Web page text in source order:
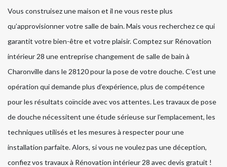
Vous construisez une maison et il ne vous reste plus
qu’approvisionner votre salle de bain. Mais vous recherchez ce qui
garantit votre bien-être et votre plaisir. Comptez sur Rénovation
intérieur 28 une entreprise changement de salle de bain à
Charonville dans le 28120 pour la pose de votre douche. C’est une
opération qui demande plus d’expérience, plus de compétence
pour les résultats coïncide avec vos attentes. Les travaux de pose
de douche nécessitent une étude sérieuse sur l’emplacement, les
techniques utilisés et les mesures à respecter pour une
installation parfaite. Alors, si vous ne voulez pas une déception,
confiez vos travaux à Rénovation intérieur 28 avec devis gratuit !